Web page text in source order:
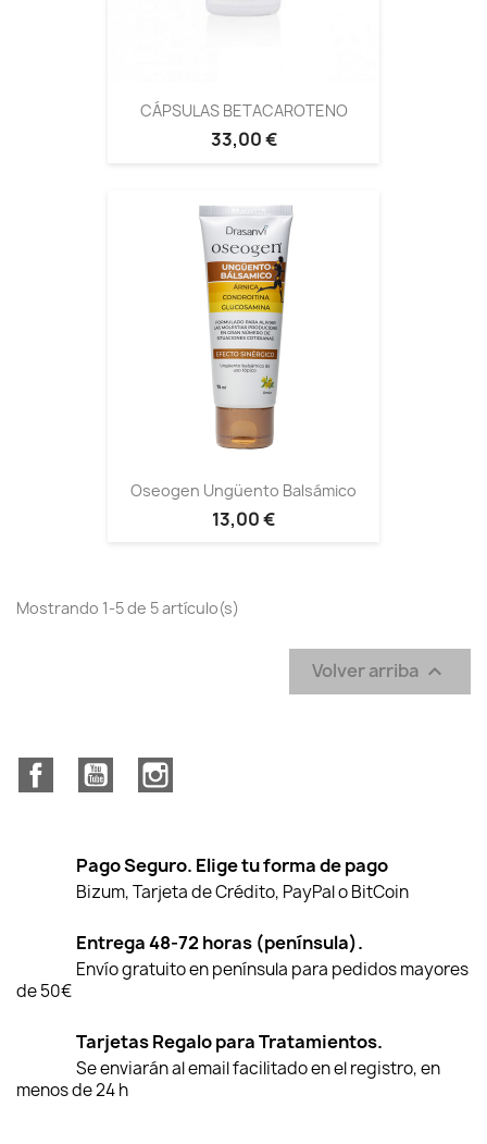
CÁPSULAS BETACAROTENO
33,00 €
Oseogen Ungüento Balsámico
13,00 €
Mostrando 1-5 de 5 artículo(s)
Volver arriba 
FacebookYouTube
Pago Seguro. Elige tu forma de pago
Bizum, Tarjeta de Crédito, PayPal o BitCoin
Entrega 48-72 horas (península).
Envío gratuito en península para pedidos mayores
de 50€
Tarjetas Regalo para Tratamientos.
Se enviarán al email facilitado en el registro, en
menos de 24 h